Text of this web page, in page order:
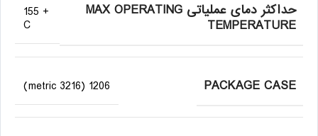
حداکثر دمای عملیاتی MAX OPERATING
TEMPERATURE
+ 155
C
PACKAGE CASE
1206 (3216 metric)